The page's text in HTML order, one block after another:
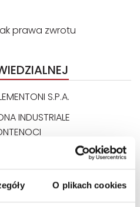
O plikach cookies
prawa zwrotu
S.P.A.
INDUSTRIALE
LOCALITA